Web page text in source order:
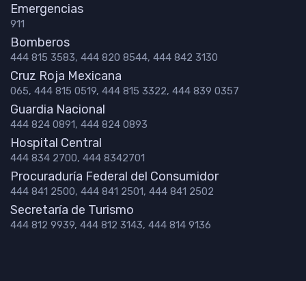
Emergencias
911
Bomberos
444 815 3583, 444 820 8544, 444 842 3130
Cruz Roja Mexicana
065, 444 815 0519, 444 815 3322, 444 839 0357
Guardia Nacional
444 824 0891, 444 824 0893
Hospital Central
444 834 2700, 444 8342701
Procuraduría Federal del Consumidor
444 841 2500, 444 841 2501, 444 841 2502
Secretaría de Turismo
444 812 9939, 444 812 3143, 444 814 9136